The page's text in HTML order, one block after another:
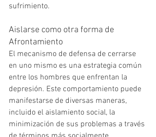
sufrimiento.
Aislarse como otra forma de
Afrontamiento
El mecanismo de defensa de cerrarse
en uno mismo es una estrategia común
entre los hombres que enfrentan la
depresión. Este comportamiento puede
manifestarse de diversas maneras,
incluido el aislamiento social, la
minimización de sus problemas a través